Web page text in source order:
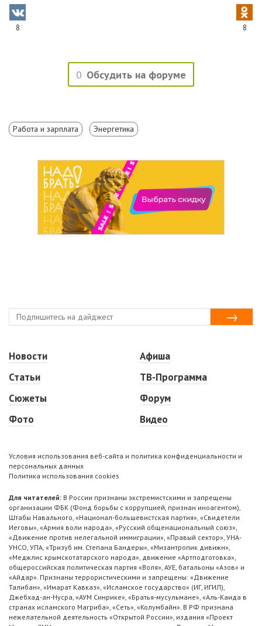
8 8
0 Обсудить на форуме
Работа и зарплата Энергетика
Новости
Статьи
Сюжеты
Фото
Афиша
ТВ-Программа
Форум
Видео
Условия использования веб-сайта и политика конфиденциальности и
персональных данных
Политика использования cookies
Для читателей: В России признаны экстремистскими и запрещены
организации ФБК (Фонд борьбы с коррупцией, признан иноагентом),
Штабы Навального, «Национал-большевистская партия», «Свидетели
Иеговы», «Армия воли народа», «Русский общенациональный союз»,
«Движение против нелегальной иммиграции», «Правый сектор», УНА-
УНСО, УПА, «Тризуб им. Степана Бандеры», «Мизантропик дивижн»,
«Меджлис крымскотатарского народа», движение «Артподготовка»,
общероссийская политическая партия «Воля», АУЕ, батальоны «Азов» и
«Айдар». Признаны террористическими и запрещены: «Движение
Талибан», «Имарат Кавказ», «Исламское государство» (ИГ, ИГИЛ),
Джебхад-ан-Нусра, «АУМ Синрике», «Братья-мусульмане», «Аль-Каида в
странах исламского Магриба», «Сеть», «Колумбайн». В РФ признана
нежелательной деятельность «Открытой России», издания «Проект